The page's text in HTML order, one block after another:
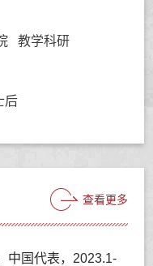
教学科研
后
查看更多
中国代表，2023.1-